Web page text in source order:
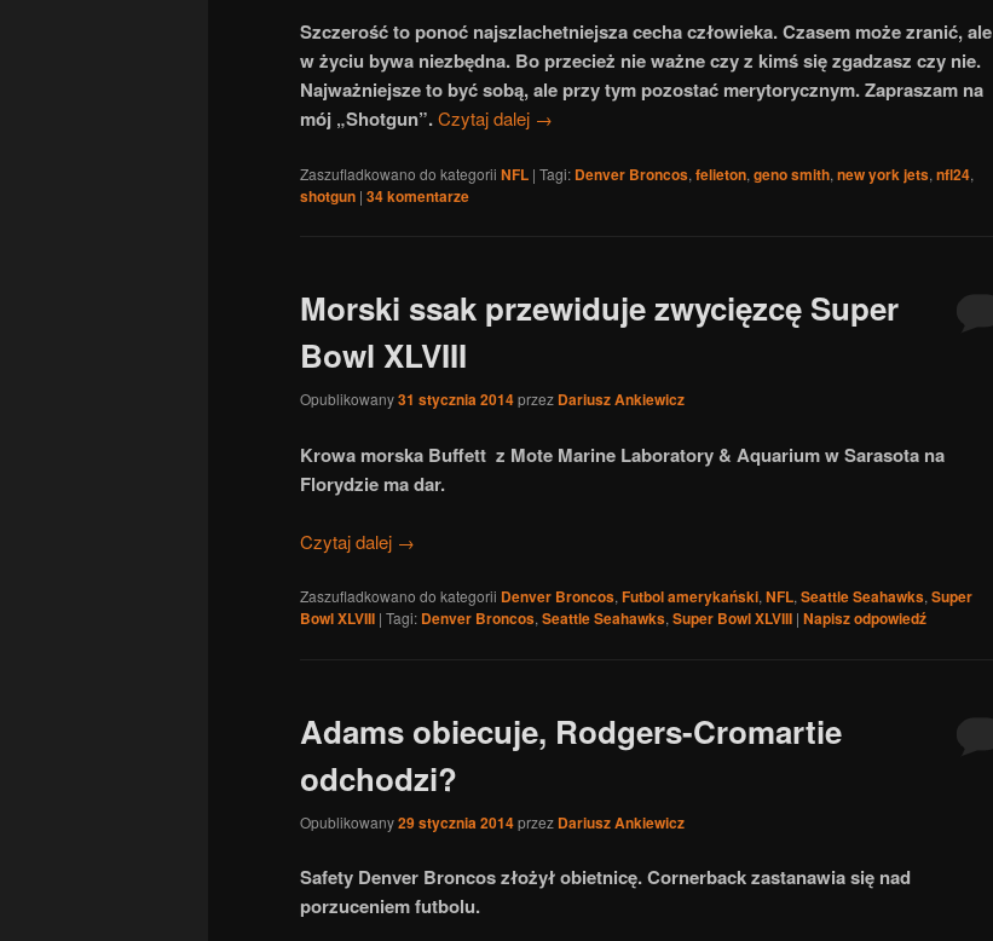
Szczerość to ponoć najszlachetniejsza cecha człowieka. Czasem może zranić, ale
w życiu bywa niezbędna. Bo przecież nie ważne czy z kimś się zgadzasz czy nie.
Najważniejsze to być sobą, ale przy tym pozostać merytorycznym. Zapraszam na
mój „Shotgun”.Czytaj dalej →
Zaszufladkowano do kategorii NFL | Tagi: Denver Broncos, felieton, geno smith, new york jets, nfl24,
shotgun | 34komentarze
Morski ssak przewiduje zwycięzcę Super
Bowl XLVIII
Opublikowany31 stycznia 2014przez Dariusz Ankiewicz
Krowa morska Buffett z Mote Marine Laboratory & Aquarium w Sarasota na
Florydzie ma dar.
Czytaj dalej →
Zaszufladkowano do kategorii Denver Broncos, Futbol amerykański, NFL, Seattle Seahawks, Super
Bowl XLVIII | Tagi: Denver Broncos, Seattle Seahawks, Super Bowl XLVIII | Napisz odpowiedź
Adams obiecuje, Rodgers-Cromartie
odchodzi?
Opublikowany29 stycznia 2014przez Dariusz Ankiewicz
Safety Denver Broncos złożył obietnicę. Cornerback zastanawia się nad
porzuceniem futbolu.